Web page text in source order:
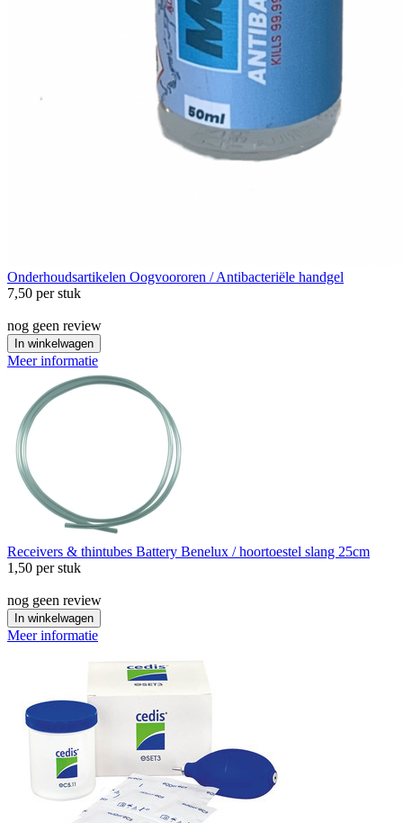
Onderhoudsartikelen Oogvoororen / Antibacteriële handgel
7,50 per stuk
nog geen review
In winkelwagen
Meer informatie
Receivers & thintubes Battery Benelux / hoortoestel slang 25cm
1,50 per stuk
nog geen review
In winkelwagen
Meer informatie